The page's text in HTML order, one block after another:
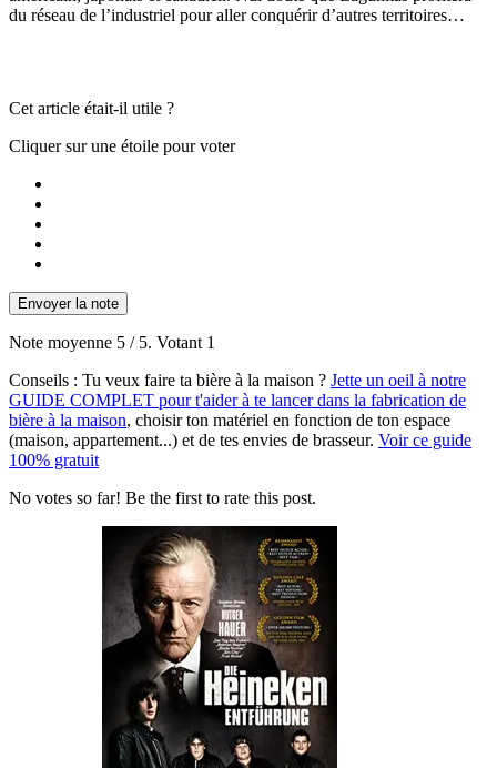
du réseau de l’industriel pour aller conquérir d’autres territoires…
Cet article était-il utile ?
Cliquer sur une étoile pour voter
Envoyer la note
Note moyenne 5 / 5. Votant 1
Conseils : Tu veux faire ta bière à la maison ? Jette un oeil à notre
GUIDE COMPLET pour t'aider à te lancer dans la fabrication de
bière à la maison, choisir ton matériel en fonction de ton espace
(maison, appartement...) et de tes envies de brasseur. Voir ce guide
100% gratuit
No votes so far! Be the first to rate this post.